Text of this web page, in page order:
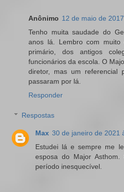
Anônimo 12 de maio de
Tenho muita saudade do
anos lá. Lembro com muito
primário, dos antigos
funcionários da escola. O
diretor, mas um referencial
passaram por lá.
Responder
Respostas
Max 30 de janeiro de 2021
Estudei lá e sempre me
esposa do Major Asthom.
período inesquecível.